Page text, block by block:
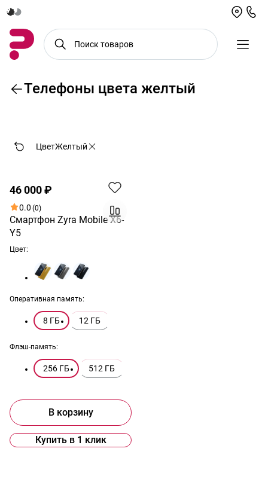
Телефоны цвета желтый
ЦветЖелтый
46 000 ₽
0.0 (0)
Смартфон Zyra Mobile X6-
Y5
Цвет:
Оперативная память:
8 ГБ 12 ГБ
Флэш-память:
256 ГБ 512 ГБ
В корзину
Купить в 1 клик